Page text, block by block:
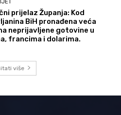
prijelaz Županja: Kod
BiH pronađena veća
neprijavljene gotovine u
francima i dolarima.
više